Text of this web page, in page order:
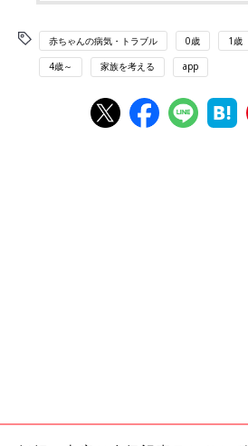
赤ちゃんの病気・トラブル 0歳 1歳
4歳～ 家族を考える app